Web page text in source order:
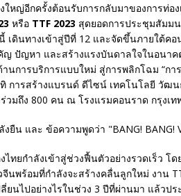
ใหญ่อีกครั้งต้อนรับการกลับมาของการท่อ
หรือ TTF 2023 สุดยอดการประชุมสัมม
เดินทางเข้าสู่ปีที่ 12 และจัดขึ้นภายใต้คอ
ปัญหา และสร้างแรงบันดาลใจในอนาค
นการบริการแบบใหม่ สู่การพลิกโฉม “การ
การสร้างแบรนด์ ดีไซน์ เทคโนโลยี วัฒ
วมถึง 800 คน ณ โรงแรมคอนราด กรุงเ
ทยกำลังเข้าสู่ช่วงฟื้นตัวอย่างรวดเร็ว โ
นพร้อมที่กำลังจะสร้างคลื่นลูกใหม่ งาน
ยนไปอย่างไรในช่วง 3 ปีที่ผ่านมา แล้วป